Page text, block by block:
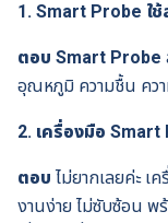
1. Smart Probe ใช้
ตอบ Smart Probe
อุณหภูมิ ความชื้น ควา
2. เครื่องมือ Smart
ตอบ ไม่ยากเลยค่ะ เ
งานง่าย ไม่ซับซ้อน พ